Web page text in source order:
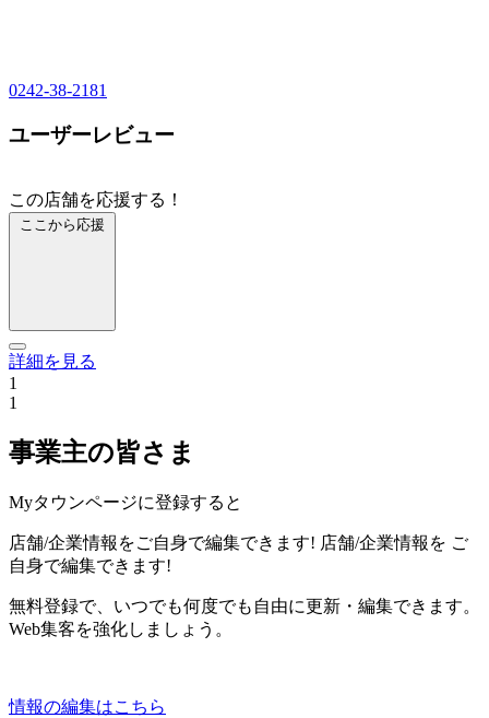
0242-38-2181
ユーザーレビュー
この店舗を応援する！
ここから応援
詳細を見る
1
1
事業主の皆さま
Myタウンページに登録すると
店舗/企業情報をご自身で編集できます! 店舗/企業情報を ご
自身で編集できます!
無料登録で、いつでも何度でも自由に更新・編集できます。
Web集客を強化しましょう。
情報の編集はこちら